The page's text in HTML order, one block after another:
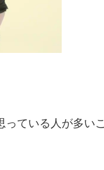
ている人が多いこ